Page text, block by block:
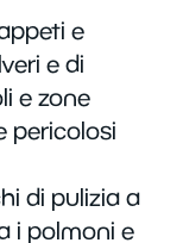
e
e di
e zone
pericolosi
di pulizia a
i polmoni e